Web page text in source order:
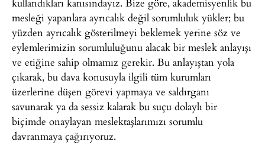
mesleği yapanlara ayrıcalık değil sorumluluk yükler; bu
yüzden ayrıcalık gösterilmeyi beklemek yerine söz ve
eylemlerimizin sorumluluğunu alacak bir meslek anlayışı
ve etiğine sahip olmamız gerekir. Bu anlayıştan yola
çıkarak, bu dava konusuyla ilgili tüm kurumları
üzerlerine düşen görevi yapmaya ve saldırganı
savunarak ya da sessiz kalarak bu suçu dolaylı bir
biçimde onaylayan meslektaşlarımızı sorumlu
davranmaya çağırıyoruz.